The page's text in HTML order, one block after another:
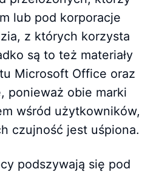
lub pod korporacje
z których korzysta
są to też materiały
Microsoft Office oraz
ponieważ obie marki
wśród użytkowników,
czujność jest uśpiona.
podszywają się pod